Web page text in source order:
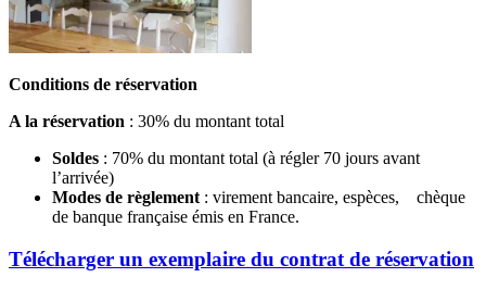
Conditions de réservation
A la réservation : 30% du montant total
Soldes : 70% du montant total (à régler 70 jours avant
l’arrivée)
Modes de règlement: virement bancaire, espèces, chèque
de banque française émis en France.
Télécharger un exemplaire du contrat de réservation